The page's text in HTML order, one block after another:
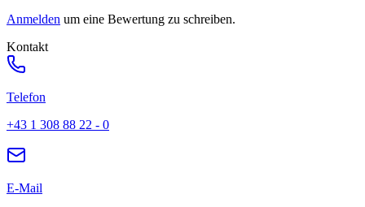
Anmelden um eine Bewertung zu schreiben.
Kontakt
Telefon
+43 1 308 88 22 - 0
E-Mail